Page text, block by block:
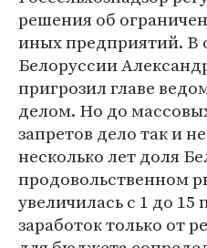
решения об
иных предприятий. В
Белоруссии
пригрозил главе
делом. Но до
запретов дело так и
несколько лет доля
продовольственном
увеличилась с 1 до
заработок только от